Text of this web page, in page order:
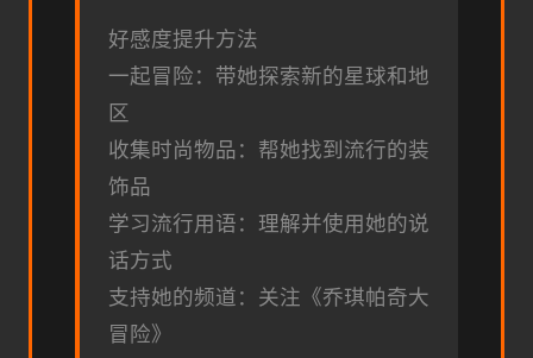
好感度提升方法
一起冒险：带她探索新的星球和地
区
收集时尚物品：帮她找到流行的装
饰品
学习流行用语：理解并使用她的说
话方式
支持她的频道：关注《乔琪帕奇大
冒险》